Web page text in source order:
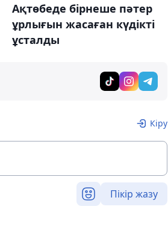
Ақтөбеде бірнеше пәтер
ұрлығын жасаған күдікті
ұсталды
Кіру
Пікір жазу